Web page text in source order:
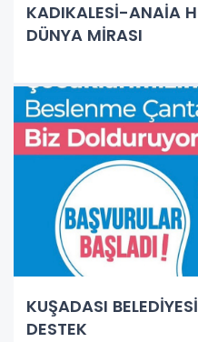
KADIKALESİ-ANAİA
DÜNYA MİRASI
KUŞADASI
DESTEK